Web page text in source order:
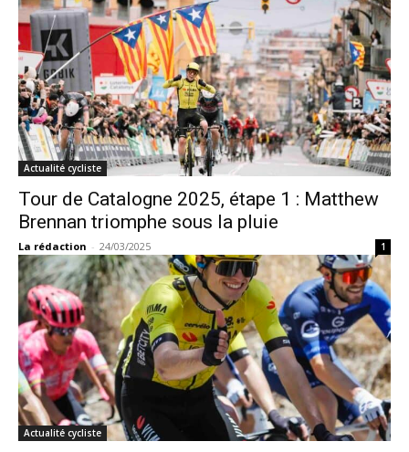
Actualité cycliste
Tour de Catalogne 2025, étape 1 : Matthew
Brennan triomphe sous la pluie
La rédaction - 24/03/2025 1
Actualité cycliste